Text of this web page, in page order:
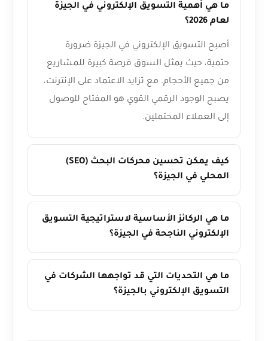
ما هي أهمية التسويق الإلكتروني في الجيزة
لعام 2026؟
أصبح التسويق الإلكتروني في الجيزة ضرورة
حتمية، حيث يمثل السوق فرصة كبيرة للمشاريع
من جميع الأحجام. مع تزايد الاعتماد على الإنترنت،
يصبح الوجود الرقمي القوي هو المفتاح للوصول
إلى العملاء المحتملين.
كيف يمكن تحسين محركات البحث (SEO)
المحلي في الجيزة؟
ما هي الركائز الأساسية لاستراتيجية التسويق
الإلكتروني الناجحة في الجيزة؟
ما هي التحديات التي قد تواجهها الشركات في
التسويق الإلكتروني بالجيزة؟